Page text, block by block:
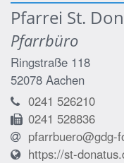
Pfarrei St.
Pfarrbüro
Ringstraße 118
52078 Aachen
0241 526210
0241 528836
pfarrbuero@gdg-
https://st-